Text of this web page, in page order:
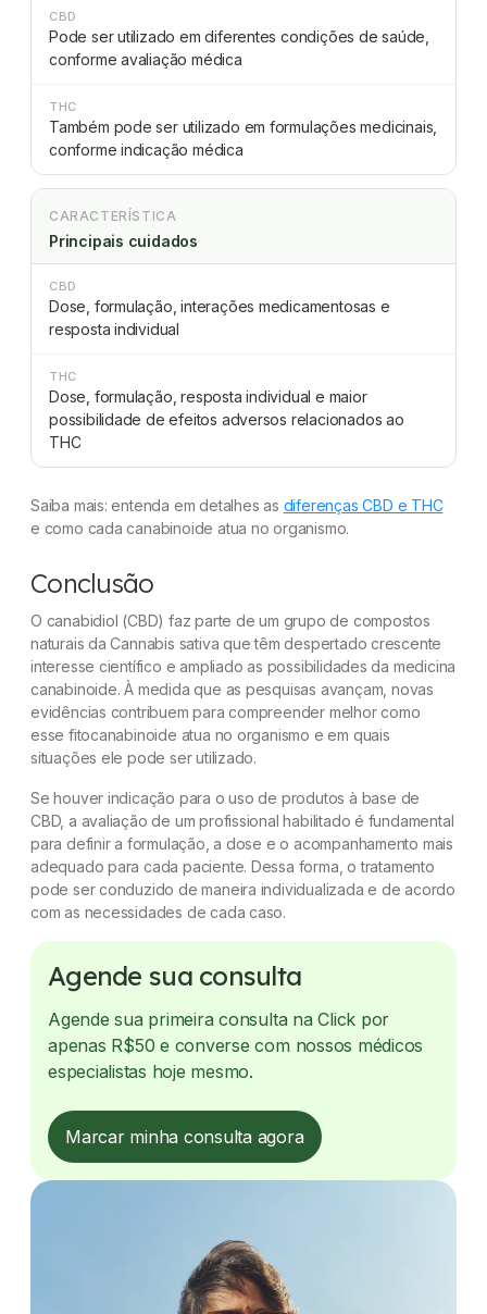
CBD
Pode ser utilizado em diferentes condições de saúde,
conforme avaliação médica
THC
Também pode ser utilizado em formulações medicinais,
conforme indicação médica
CARACTERÍSTICA
Principais cuidados
CBD
Dose, formulação, interações medicamentosas e
resposta individual
THC
Dose, formulação, resposta individual e maior
possibilidade de efeitos adversos relacionados ao
THC
Saiba mais: entenda em detalhes as diferenças CBD e THC
e como cada canabinoide atua no organismo.
Conclusão
O canabidiol (CBD) faz parte de um grupo de compostos
naturais da Cannabis sativa que têm despertado crescente
interesse científico e ampliado as possibilidades da medicina
canabinoide. À medida que as pesquisas avançam, novas
evidências contribuem para compreender melhor como
esse fitocanabinoide atua no organismo e em quais
situações ele pode ser utilizado.
Se houver indicação para o uso de produtos à base de
CBD, a avaliação de um profissional habilitado é fundamental
para definir a formulação, a dose e o acompanhamento mais
adequado para cada paciente. Dessa forma, o tratamento
pode ser conduzido de maneira individualizada e de acordo
com as necessidades de cada caso.
Agende sua consulta
Agende sua primeira consulta na Click por
apenas R$50 e converse com nossos médicos
especialistas hoje mesmo.
Marcar minha consulta agora